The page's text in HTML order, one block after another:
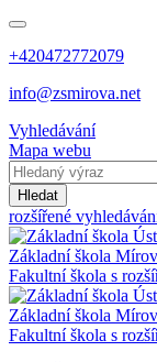
+420472772079
info@zsmirova.net
Vyhledávání
Mapa webu
Hledat
rozšířené
Základní škola
Fakultní škola s
Základní škola
Fakultní škola s